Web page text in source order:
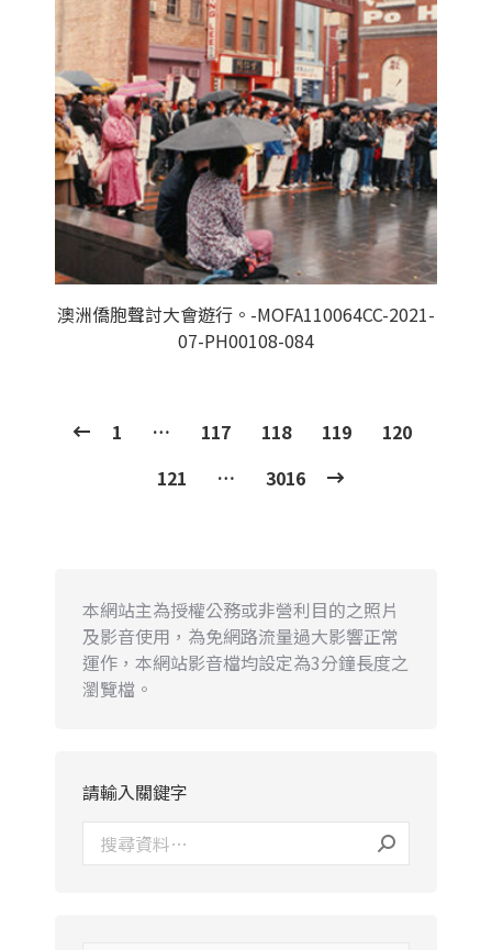
澳洲僑胞聲討大會遊行。-MOFA110064CC-2021-
07-PH00108-084
1 … 117 118 119
120
121
… 3016
本網站主為授權公務或非營利目的之照片
及影音使用，為免網路流量過大影響正常
運作，本網站影音檔均設定為3分鐘長度之
瀏覽檔。
請輸入關鍵字